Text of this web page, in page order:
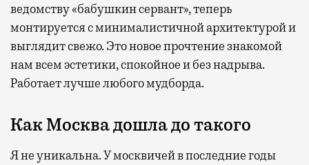
ведомству «бабушкин сервант», теперь
монтируется с минималистичной архитектурой и
выглядит свежо. Это новое прочтение знакомой
нам всем эстетики, спокойное и без надрыва.
Работает лучше любого мудборда.
Как Москва дошла до такого
Я не уникальна. У москвичей в последние годы